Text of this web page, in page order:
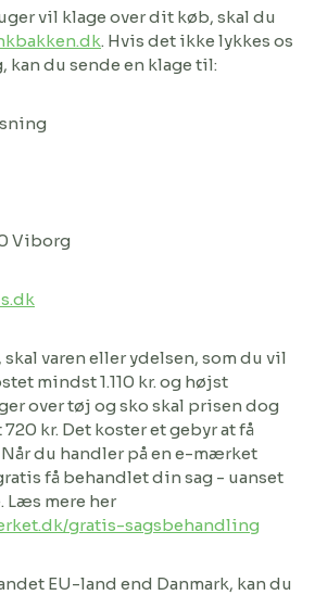
vil klage over dit køb, skal du
. Hvis det ikke lykkes os
kan du sende en klage til:
Viborg
skal varen eller ydelsen, som du vil
mindst 1.110 kr. og højst
over tøj og sko skal prisen dog
kr. Det koster et gebyr at få
du handler på en e-mærket
få behandlet din sag - uanset
Læs mere her
gratis-sagsbehandling
EU-land end Danmark, kan du